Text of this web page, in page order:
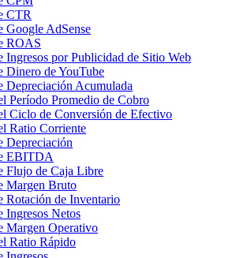
CTR
Google AdSense
ROAS
Ingresos por Publicidad de Sitio Web
Dinero de YouTube
Depreciación Acumulada
Período Promedio de Cobro
Ciclo de Conversión de Efectivo
Ratio Corriente
Depreciación
EBITDA
Flujo de Caja Libre
Margen Bruto
Rotación de Inventario
Ingresos Netos
Margen Operativo
Ratio Rápido